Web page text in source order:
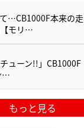
…CB1000F本来の走
【モリ…
ューン!!」CB1000F
…
もっと見る